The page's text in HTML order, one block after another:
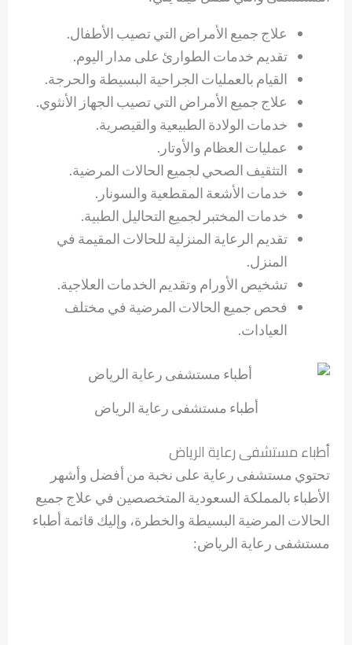
علاج جميع الأمراض التي تصيب الأطفال.
تقديم خدمات الطوارئ على مدار اليوم.
القيام بالعمليات الجراحية البسيطة والحرجة.
علاج جميع الأمراض التي تصيب الجهاز الأنثوي.
خدمات الولادة الطبيعية والقيصرية.
عمليات العظام والأوتار.
التثقيف الصحي لجميع الحالات المرضية.
خدمات الأشعة المقطعية والسونار.
خدمات المختبر لجميع التحاليل الطبية.
تقديم الرعاية المنزلية للحالات المقيمة في
المنزل.
تشخيص الأورام وتقديم الخدمات العلاجية.
فحص جميع الحالات المرضية في مختلف
العيادات.
أطباء مستشفى رعاية الرياض
أطباء مستشفى رعاية الرياض
تحتوي مستشفى رعاية على نخبة من أفضل وأشهر
الأطباء بالمملكة السعودية المتخصصين في علاج جميع
الحالات المرضية البسيطة والخطرة، وإليك قائمة أطباء
مستشفى رعاية الرياض: